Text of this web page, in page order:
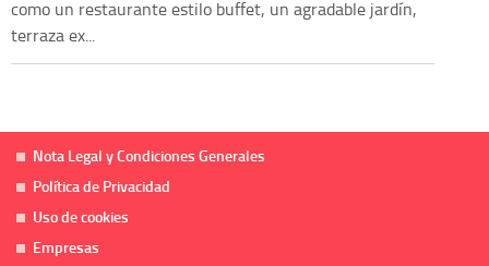
como un restaurante estilo buffet, un agradable jardín,
terraza ex...
Nota Legal y Condiciones Generales
Política de Privacidad
Uso de cookies
Empresas